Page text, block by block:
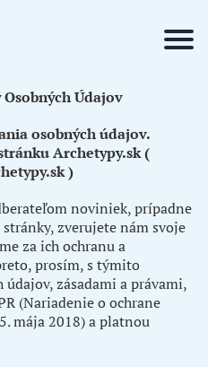
Údajov
osobných údajov.
Archetypy.sk(
)
noviniek, prípadne
zverujete nám svoje
za ich ochranu a
prosím, s týmito
zásadami a právami,
(Nariadenie o ochrane
mája 2018) a platnou